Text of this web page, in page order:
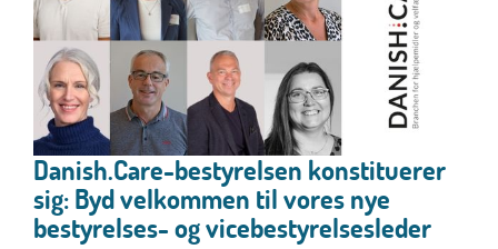
Danish.Care-bestyrelsen konstituerer
sig: Byd velkommen til vores nye
bestyrelses- og vicebestyrelsesleder